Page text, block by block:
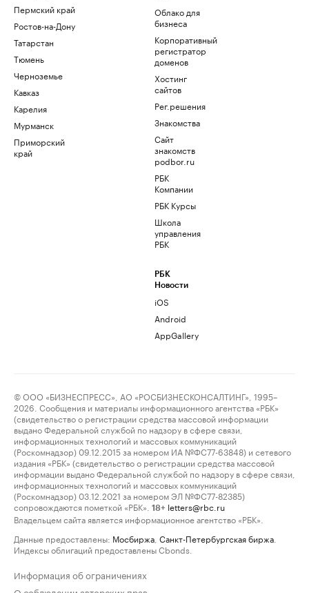
Пермский край
Ростов-на-Дону
Татарстан
Тюмень
Черноземье
Кавказ
Карелия
Мурманск
Приморский
край
Облако для
бизнеса
Корпоративный
регистратор
доменов
Хостинг
сайтов
Рег.решения
Знакомства
Сайт
знакомств
podbor.ru
РБК
Компании
РБК Курсы
Школа
управления
РБК
РБК
Новости
iOS
Android
AppGallery
© ООО «БИЗНЕСПРЕСС», АО «РОСБИЗНЕСКОНСАЛТИНГ», 1995–
2026. Сообщения и материалы информационного агентства «РБК»
(свидетельство о регистрации средства массовой информации
выдано Федеральной службой по надзору в сфере связи,
информационных технологий и массовых коммуникаций
(Роскомнадзор) 09.12.2015 за номером ИА №ФС77-63848) и сетевого
издания «РБК» (свидетельство о регистрации средства массовой
информации выдано Федеральной службой по надзору в сфере связи,
информационных технологий и массовых коммуникаций
(Роскомнадзор) 03.12.2021 за номером ЭЛ №ФС77-82385)
сопровождаются пометкой «РБК».
18+ letters@rbc.ru
Владельцем сайта является информационное агентство «РБК».
Данные предоставлены: Мосбиржа Санкт-Петербургская биржа
Индексы облигаций предоставлены Cbonds.
Информация об ограничениях